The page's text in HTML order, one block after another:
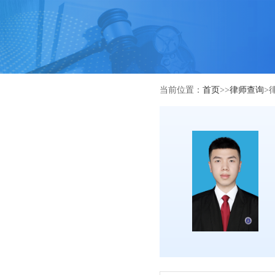
当前位置： 首页>>律师查询>